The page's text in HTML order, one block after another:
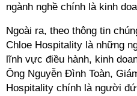
ngành nghề chính là kinh
Ngoài ra, theo thông tin
Chloe Hospitality là những
lĩnh vực điều hành, kinh
Ông Nguyễn Đình Toàn,
Hospitality chính là người